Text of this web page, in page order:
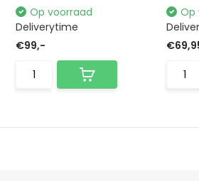
Op voorraad
Deliverytime
€99,-
Op